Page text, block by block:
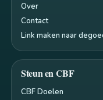
Over
Contact
Link maken naar
Steun en CBF
CBF Doelen